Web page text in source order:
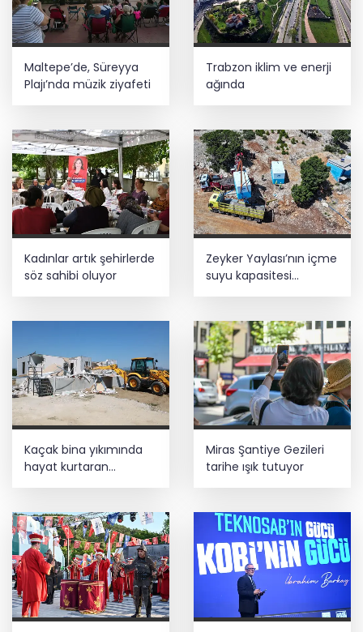
Maltepe’de, Süreyya
Plajı’nda müzik ziyafeti
Trabzon iklim ve enerji
ağında
Kadınlar artık şehirlerde
söz sahibi oluyor
Zeyker Yaylası’nın içme
suyu kapasitesi
Kaçak bina yıkımında
hayat kurtaran
müdahale
Miras Şantiye Gezileri
tarihe ışık tutuyor